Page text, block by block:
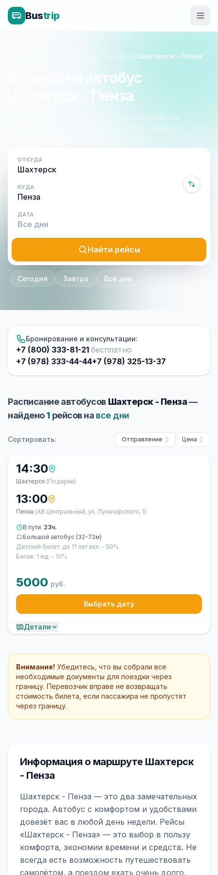
Bustrip
Донецк - Нижний Новгород»Шахтерск - Пенза
Билеты на автобус
Шахтерск - Пенза
Расписание, цены и онлайн-бронирование.
Оплата при посадке, без скрытых наценок.
ОТКУДА
КУДА
ДАТА
Найти рейсы
Сегодня Завтра Все дни
Бронирование и консультации:
+7 (800) 333-81-21 бесплатно
+7 (978) 333-44-44+7 (978) 325-13-37
Расписание автобусов Шахтерск - Пенза—
найдено1рейсов на все дни
Сортировать: Отправление Цена
14:30
Шахтерск (Подарки)
13:00
Пенза (АВ Центральный, ул. Луначарского, 1)
В пути: 23ч.
Большой автобус (32-72м)
Детский билет: до 11 лет вкл. - 50%
Багаж: 1 ед. - 10%
5000 руб.
Выбрать дату
Детали
Внимание! Убедитесь, что вы собрали все
необходимые документы для поездки через
границу. Перевозчик вправе не возвращать
стоимость билета, если пассажира не пропустят
через границу.
Информация о маршруте Шахтерск
- Пенза
Шахтерск - Пенза — это два замечательных
города. Автобус с комфортом и удобствами
довезёт вас в любой день недели. Рейсы
«Шахтерск - Пенза» — это выбор в пользу
комфорта, экономии времени и средств. Не
всегда есть возможность путешествовать
самолётом, а поездом ехать очень долго,